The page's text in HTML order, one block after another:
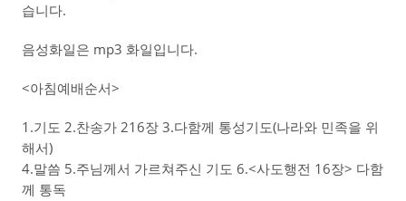
습니다.
음성화일은 mp3 화일입니다.
<아침예배순서>
1.기도 2.찬송가 216장 3.다함께 통성기도(나라와 민족을 위
해서)
4.말씀 5.주님께서 가르쳐주신 기도 6.<사도행전 16장> 다함
께 통독